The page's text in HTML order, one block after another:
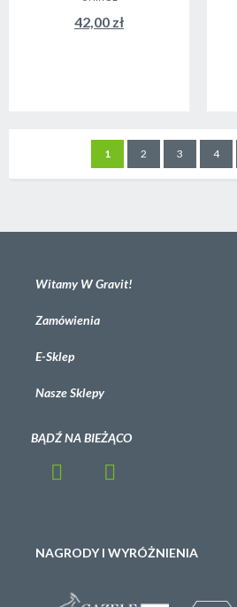
42,00 zł
Strona
Aktualnie czytasz stronę
1 Strona
2 Strona
3 Strona
4
Witamy W Gravit!
Zamówienia
E-Sklep
Nasze Sklepy
BĄDŹ NA BIEŻĄCO
NAGRODY I WYRÓŻNIENIA